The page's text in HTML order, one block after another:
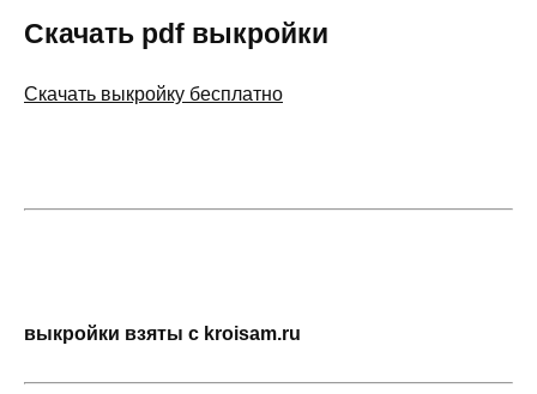
Скачать pdf выкройки
Скачать выкройку бесплатно
выкройки взяты с kroisam.ru